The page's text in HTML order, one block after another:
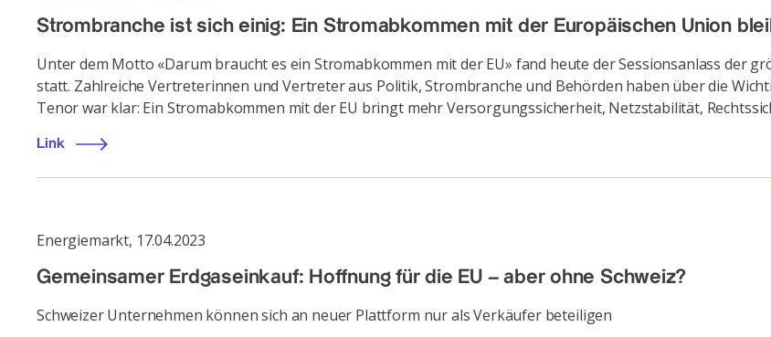
Strombranche ist sich einig: Ein Stromabkommen mit der Europäischen Union
Unter dem Motto «Darum braucht es ein Stromabkommen mit der EU» fand heute der Sessionsanlass der
statt. Zahlreiche Vertreterinnen und Vertreter aus Politik, Strombranche und Behörden haben über die
Tenor war klar: Ein Stromabkommen mit der EU bringt mehr Versorgungssicherheit, Netzstabilität,
Link
Energiemarkt, 17.04.2023
Gemeinsamer Erdgaseinkauf: Hoffnung für die EU – aber ohne Schweiz?
Schweizer Unternehmen können sich an neuer Plattform nur als Verkäufer beteiligen